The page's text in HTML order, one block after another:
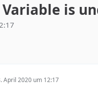
Variable is
April 2020 um 12:17